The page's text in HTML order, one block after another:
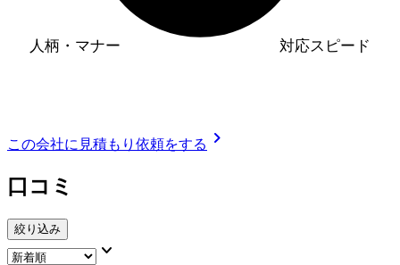
対応スピード
人柄・マナー
この会社に見積もり依頼をする chevron_right
口コミ
絞り込み
keyboard_arrow_down